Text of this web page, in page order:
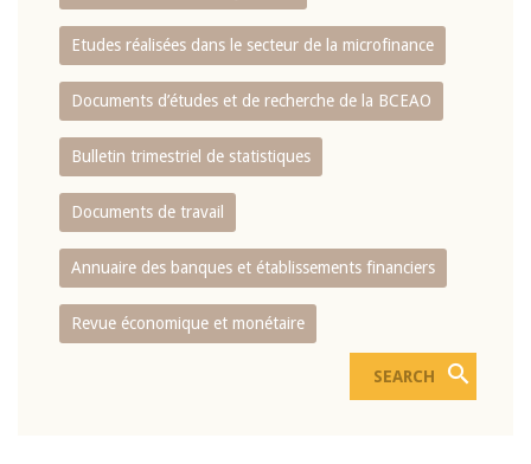
Etudes réalisées dans le secteur de la microfinance
Documents d’études et de recherche de la BCEAO
Bulletin trimestriel de statistiques
Documents de travail
Annuaire des banques et établissements financiers
Revue économique et monétaire